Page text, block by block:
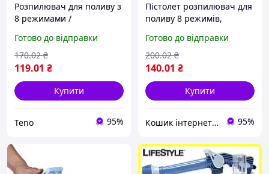
Розпилювач для поливу з
8 режимами /
розпилювач /
Розпилювач садовий /
Насадка на садовий
шланг
Готово до відправки
119.01 ₴
170.02 ₴
Купити
Teno 95%
Пістолет розпилювач для
поливу 8 режимів,
пістолет / Розпилювач
садовий / Насадка на
садовий шланг
Готово до відправки
140.01 ₴
200.02 ₴
Купити
Кошик інтернет магазин 95%